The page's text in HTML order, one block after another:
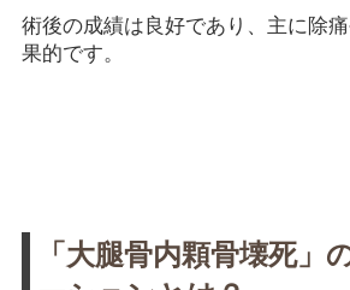
術後の成績は良好であり、主に除
果的です。
「大腿骨内顆骨壊死」